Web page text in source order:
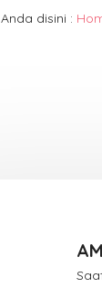
Anda disini :